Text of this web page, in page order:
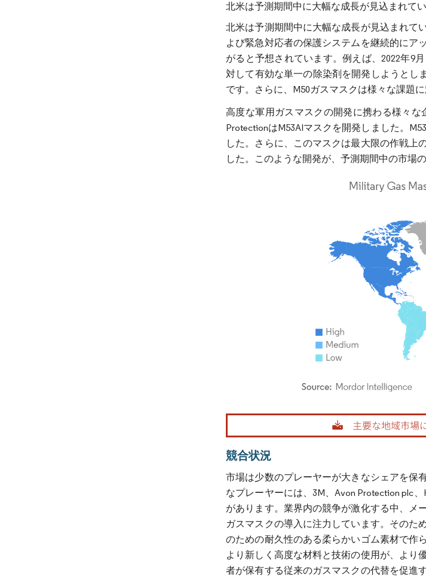
北米は予測期間中に大幅な成長が見込まれて
北米は予測期間中に大幅な成長が見込まれて
よび緊急対応者の保護システムを継続的にア
がると予想されています。例えば、2022年9
対して有効な単一の除染剤を開発しようとし
です。さらに、M50ガスマスクは様々な課題
高度な軍用ガスマスクの開発に携わる様々
ProtectionはM53AIマスクを開発しました。
した。さらに、このマスクは最大限の作戦上
した。このような開発が、予測期間中の市場
画像 © Mordor Intelligence。再利用にはCC BY 4.0の表示が必
競合状況
市場は少数のプレーヤーが大きなシェアを保
なプレーヤーには、3M、Avon Protection plc、
があります。業界内の競争が激化する中、メ
ガスマスクの導入に注力しています。そのた
のための耐久性のある柔らかいゴム素材で作
より新しく高度な材料と技術の使用が、より
者が保有する従来のガスマスクの代替を促進